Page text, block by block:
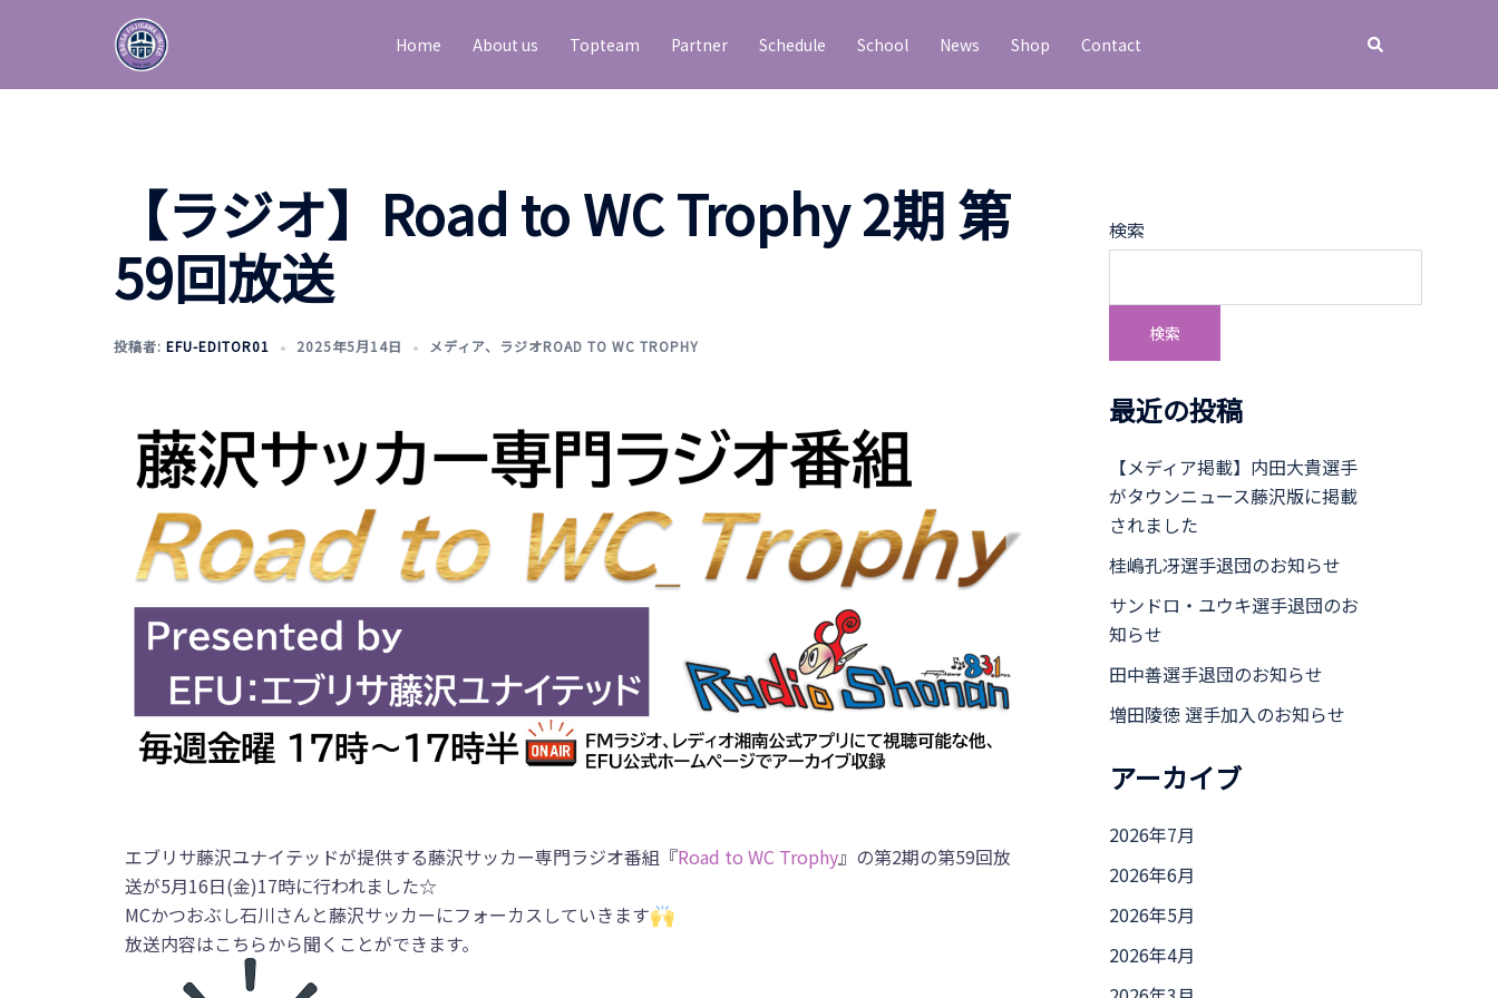
Home About us Topteam Partner Schedule School News Shop Contact
【ラジオ】Road to WC Trophy 2期 第
59回放送
投稿者: EFU-EDITOR01 2025年5月14日 メディア、 ラジオROAD TO WC TROPHY
エブリサ藤沢ユナイテッドが提供する藤沢サッカー専門ラジオ番組『Road to WC Trophy』の第2期の第59回放
送が5月16日(金)17時に行われました☆
MCかつおぶし石川さんと藤沢サッカーにフォーカスしていきます
放送内容はこちらから聞くことができます。
検索
検索
最近の投稿
【メディア掲載】内田大貴選手
がタウンニュース藤沢版に掲載
されました
桂嶋孔冴選手退団のお知らせ
サンドロ・ユウキ選手退団のお
知らせ
田中善選手退団のお知らせ
増田陵徳 選手加入のお知らせ
アーカイブ
2026年7月
2026年6月
2026年5月
2026年4月